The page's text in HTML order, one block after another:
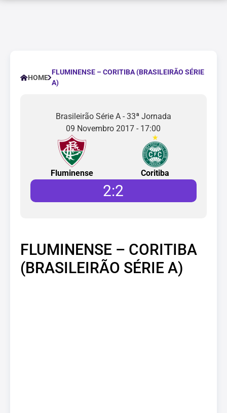
HOME
FLUMINENSE – CORITIBA (BRASILEIRÃO SÉRIE
A)
Brasileirão Série A - 33ª Jornada
09 Novembro 2017 - 17:00
Fluminense Coritiba
2:2
FLUMINENSE – CORITIBA
(BRASILEIRÃO SÉRIE A)